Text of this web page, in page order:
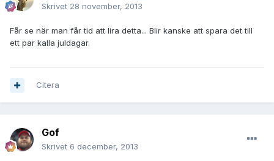
Skrivet 28 november, 2013
Får se när man får tid att lira detta... Blir kanske att spara det till
ett par kalla juldagar.
Citera
Gof
Skrivet 6 december, 2013